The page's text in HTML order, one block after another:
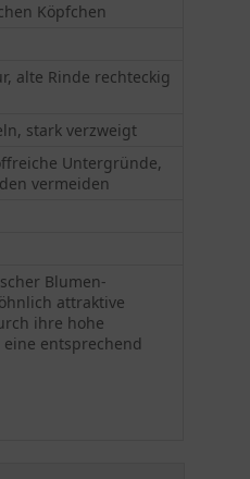
Köpfchen
alte Rinde rechteckig
stark verzweigt
Untergründe,
vermeiden
Blumen-
attraktive
ihre hohe
entsprechend